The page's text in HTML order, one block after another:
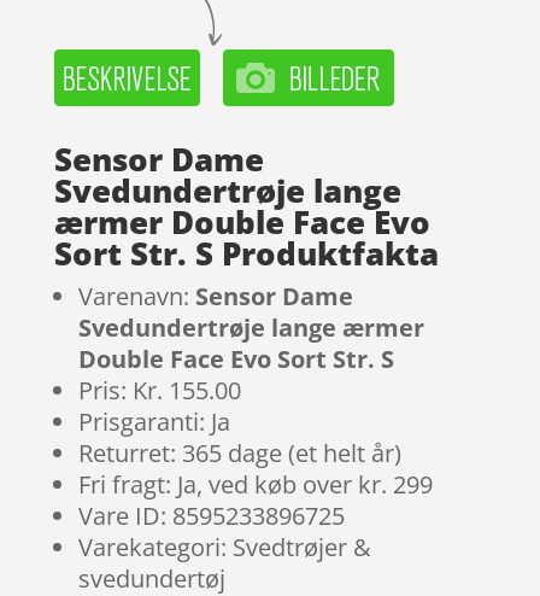
Sensor Dame
Svedundertrøje lange
ærmer Double Face Evo
Sort Str. S Produktfakta
Varenavn: Sensor Dame
Svedundertrøje lange ærmer
Double Face Evo Sort Str. S
Pris: Kr. 155.00
Prisgaranti: Ja
Returret: 365 dage (et helt år)
Fri fragt: Ja, ved køb over kr. 299
Vare ID: 8595233896725
Varekategori: Svedtrøjer &
svedundertøj